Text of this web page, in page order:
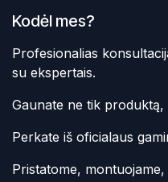
Kodėl mes?
Profesionalias
su ekspertais.
Gaunate ne tik
Perkate iš oficialaus
Pristatome,